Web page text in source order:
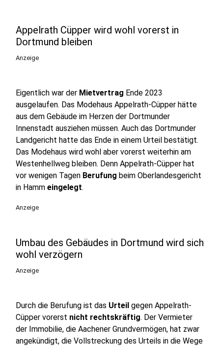
Appelrath Cüpper wird wohl vorerst in
Dortmund bleiben
Anzeige
Eigentlich war der Mietvertrag Ende 2023
ausgelaufen. Das Modehaus Appelrath-Cüpper hätte
aus dem Gebäude im Herzen der Dortmunder
Innenstadt ausziehen müssen. Auch das Dortmunder
Landgericht hatte das Ende in einem Urteil bestätigt.
Das Modehaus wird wohl aber vorerst weiterhin am
Westenhellweg bleiben. Denn Appelrath-Cüpper hat
vor wenigen Tagen Berufung beim Oberlandesgericht
in Hamm eingelegt.
Anzeige
Umbau des Gebäudes in Dortmund wird sich
wohl verzögern
Anzeige
Durch die Berufung ist das Urteil gegen Appelrath-
Cüpper vorerst nicht rechtskräftig. Der Vermieter
der Immobilie, die Aachener Grundvermögen, hat zwar
angekündigt, die Vollstreckung des Urteils in die Wege